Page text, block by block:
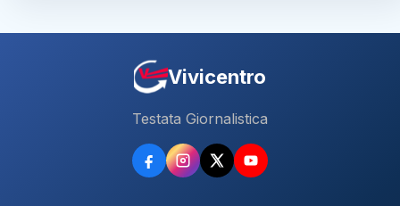
Vivicentro
Testata Giornalistica